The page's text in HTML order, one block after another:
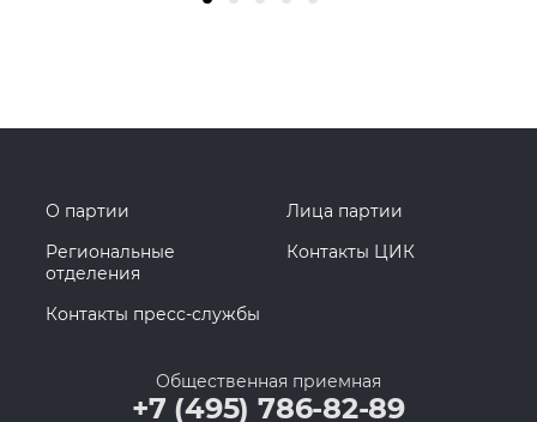
О партии
Лица партии
Региональные
отделения
Контакты ЦИК
Контакты пресс-службы
Общественная приемная
+7 (495) 786-82-89